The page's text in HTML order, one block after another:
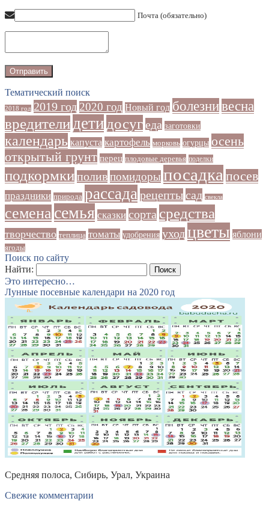
Почта (обязательно)
Тематический поиск
2018 год 2019 год 2020 год Новый год болезнивесна
вредителидети досугеда заготовки
календарь капуста картофель морковь огурцы осень
открытый грунт перец плодовые деревья поделки
подкормкиполивпомидоры посадка посев
праздники природа рассадарецептысад свекла
семена семья сказки сорта средства
творчество теплица томаты удобрения уходцветы яблони
ягоды
Поиск по сайту
Найти:
Это интересно…
Лунные посевные календари на 2020 год
Средняя полоса, Сибирь, Урал, Украина
Свежие комментарии